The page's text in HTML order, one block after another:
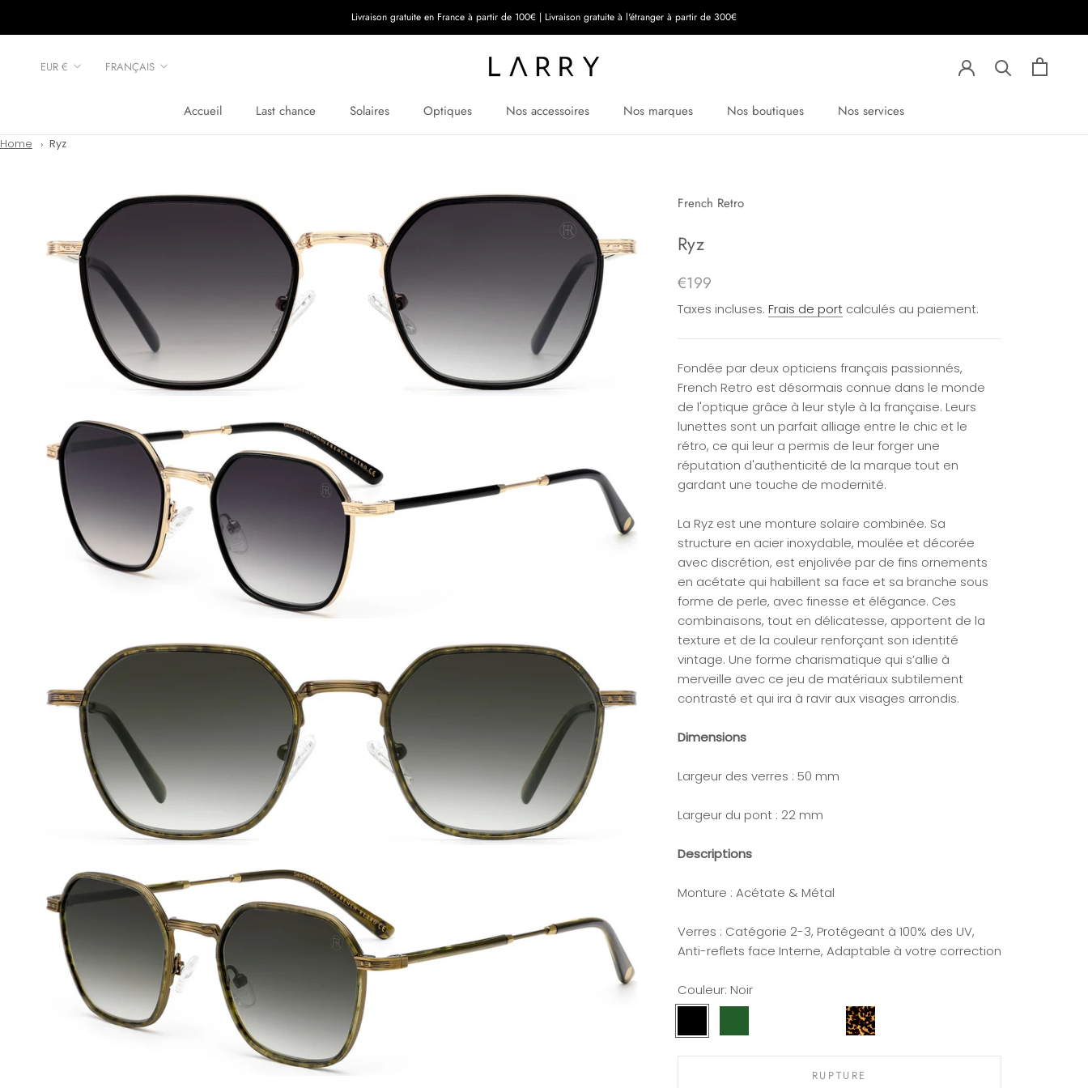
Livraison gratuite en France à partir de 100€ | Livraison gratuite à l'étranger à partir de 300€
Accueil
Last chance
Solaires Optiques Nos accessoires Nos marques Nos boutiques Nos services
Devise
EUR € Langue
FRANÇAIS
Home Ryz
French Retro
Ryz
€199
Taxes incluses. Frais de port calculés au paiement.
Fondée par deux opticiens français passionnés,
French Retro est désormais connue dans le monde
de l'optique grâce à leur style à la française. Leurs
lunettes sont un parfait alliage entre le chic et le
rétro, ce qui leur a permis de leur forger une
réputation d'authenticité de la marque tout en
gardant une touche de modernité.
La Ryz est une monture solaire combinée. Sa
structure en acier inoxydable, moulée et décorée
avec discrétion, est enjolivée par de fins ornements
en acétate qui habillent sa face et sa branche sous
forme de perle, avec finesse et élégance. Ces
combinaisons, tout en délicatesse, apportent de la
texture et de la couleur renforçant son identité
vintage. Une forme charismatique qui s’allie à
merveille avec ce jeu de matériaux subtilement
contrasté et qui ira à ravir aux visages arrondis.
Dimensions
Largeur des verres : 50 mm
Largeur du pont : 22 mm
Descriptions
Monture : Acétate & Métal
Verres : Catégorie 2-3, Protégeant à 100% des UV,
Anti-reflets face Interne, Adaptable à votre correction
Couleur: Noir
Ecaille
RUPTURE